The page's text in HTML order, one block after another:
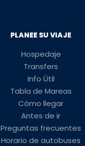
PLANEE SU VIAJE
Hospedaje
Transfers
Info Útil
Tabla de Mareas
Cómo llegar
Antes de ir
Preguntas frecuentes
Horario de autobuses